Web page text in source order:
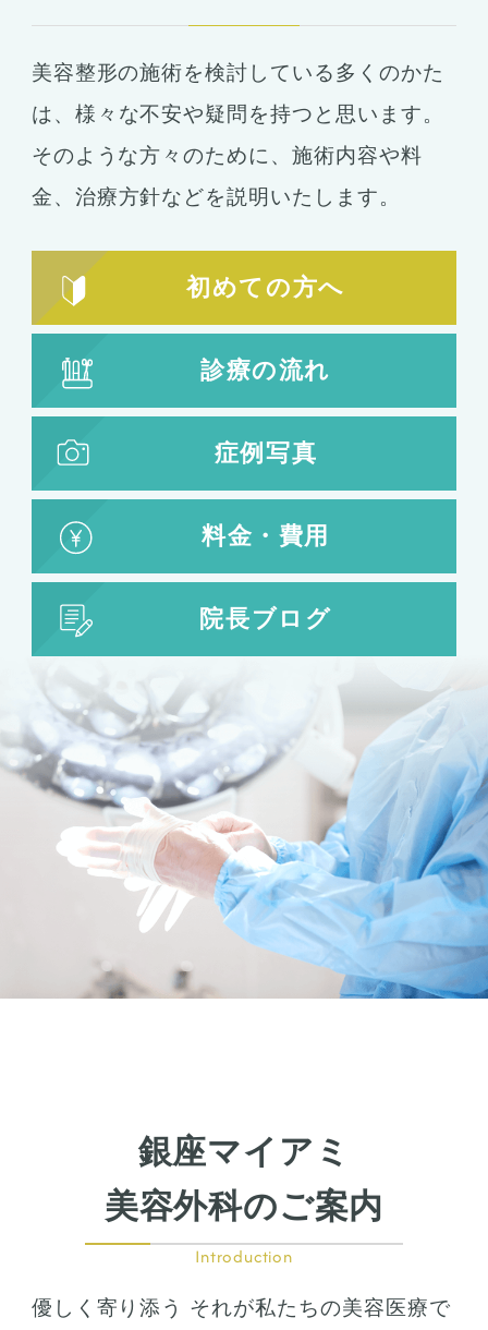
小顔整形
ほほ骨の整形
脂肪吸引
婦人科形成
小陰唇形成
目の整形
二重まぶた・目の整形
埋没法
眼瞼下垂 目頭切開
目尻切開
下瞼開大（グラマラスライン）
上まぶたのたるみ取り
鼻の整形
鼻中隔延長
鷲鼻整形
口の整形
唇の整形 人中短縮
美容整形の施術を検討している多くのかた
は、 様々な不安や疑問を持つと思います。
そのような方々のために、施術内容や料
金、 治療方針などを説明いたします。
初めての方へ
診療の流れ
症例写真
料金・費用
院長ブログ
銀座マイアミ
美容外科のご案内
Introduction
優しく寄り添う それが私たちの美容医療で